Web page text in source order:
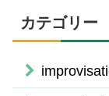
カテゴリー